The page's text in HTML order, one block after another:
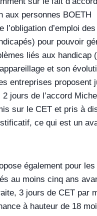
aux personnes BOETH
l’obligation d’emploi des
pour pouvoir
liés aux handicap
et son
entreprises proposent
jours de l’accord
sur le CET et pris à
ce qui est un
également pour
au moins cinq ans
3 jours de CET par
à hauteur de 18